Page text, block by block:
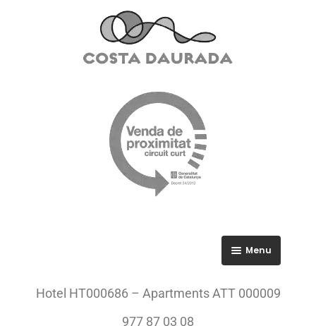
Menu
Hotel HT000686 – Apartments ATT 000009
977 87 03 08